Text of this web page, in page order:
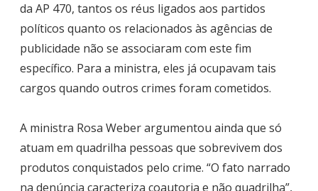
da AP 470, tantos os réus ligados aos partidos
políticos quanto os relacionados às agências de
publicidade não se associaram com este fim
específico. Para a ministra, eles já ocupavam tais
cargos quando outros crimes foram cometidos.
A ministra Rosa Weber argumentou ainda que só
atuam em quadrilha pessoas que sobrevivem dos
produtos conquistados pelo crime. “O fato narrado
na denúncia caracteriza coautoria e não quadrilha”,